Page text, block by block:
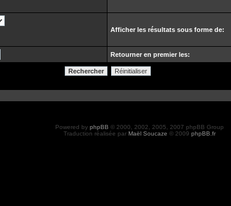
Afficher les résultats sous forme de:
Retourner en premier les:
Powered by phpBB © 2000, 2002, 2005, 2007 phpBB Group
Traduction réalisée par Maël Soucaze © 2009 phpBB.fr